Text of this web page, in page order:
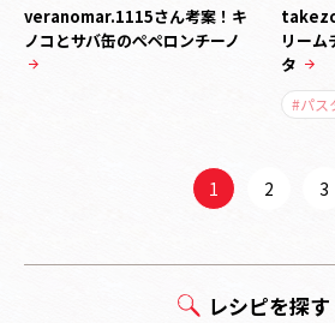
veranomar.1115さん考案！キ
ノコとサバ缶のぺペロンチーノ
リーム
タ
#パス
1 2 3
レシピを探す